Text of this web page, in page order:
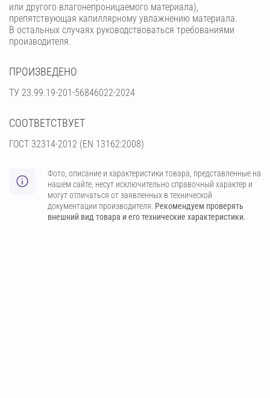
или другого влагонепроницаемого материала),
препятствующая капиллярному увлажнению материала.
В остальных случаях руководствоваться требованиями
производителя.
ПРОИЗВЕДЕНО
ТУ 23.99.19-201-56846022-2024
СООТВЕТСТВУЕТ
ГОСТ 32314-2012 (ЕN 13162:2008)
Фото, описание и характеристики товара, представленные на
нашем сайте, несут исключительно справочный характер и
могут отличаться от заявленных в технической
документации производителя. Рекомендуем проверять
внешний вид товара и его технические характеристики.